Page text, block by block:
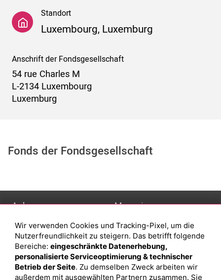
Standort
Luxembourg, Luxemburg
Anschrift der Fondsgesellschaft
54 rue Charles M
L-2134 Luxembourg
Luxemburg
Fonds der Fondsgesellschaft
Anlage
Depot eröffnen
Depot vergleichen
Junior Depot
Top-Seller-Fonds
Magazin
Was sind sind ETFs?
Sparplan Vorteile
Was ist ein Fonds?
Wir verwenden Cookies und Tracking-Pixel, um die
Nutzerfreundlichkeit zu steigern. Das betrifft folgende
Bereiche: eingeschränkte Datenerhebung,
personalisierte Serviceoptimierung & technischer
Betrieb der Seite. Zu demselben Zweck arbeiten wir
außerdem mit ausgewählten Partnern zusammen. Sie